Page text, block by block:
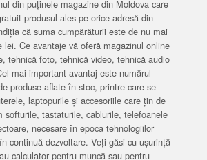
din puținele magazine din Moldova care
produsul ales pe orice adresă din
că suma cumpărăturii este de nu mai
lei. Ce avantaje vă oferă magazinul online
tehnică foto, tehnică video, tehnică audio
mai important avantaj este numărul
produse aflate în stoc, printre care se
laptopurile și accesoriile care țin de
softurile, tastaturile, cablurile, telefoanele
necesare în epoca tehnologiilor
continuă dezvoltare. Veți găsi cu ușurință
calculator pentru muncă sau pentru